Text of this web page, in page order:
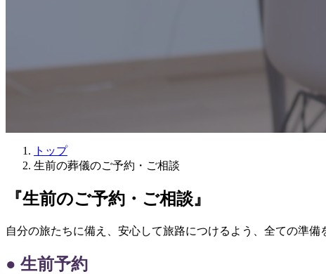
トップ
生前の葬儀のご予約・ご相談
『生前のご予約・ご相談』
自分の旅たちに備え、安心して旅路につけるよう、全ての準備
● 生前予約